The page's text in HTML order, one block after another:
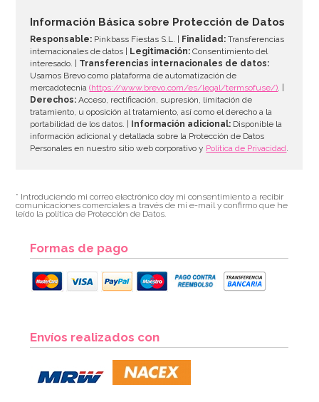
Información Básica sobre Protección de Datos
Responsable: Pinkbass Fiestas S.L. | Finalidad: Transferencias
internacionales de datos |
Legitimación: Consentimiento del
interesado. | Transferencias internacionales de datos:
Usamos Brevo como plataforma de automatización de
mercadotecnia(https://www.brevo.com/es/legal/termsofuse/). |
Derechos: Acceso, rectificación, supresión, limitación de
tratamiento, u oposición al tratamiento, así como el derecho a la
portabilidad de los datos. |
Información adicional: Disponible la
información adicional y detallada sobre la Protección de Datos
Personales en nuestro sitio web corporativo y Política de Privacidad.
* Introduciendo mi correo electrónico doy mi consentimiento a recibir
comunicaciones comerciales a través de mi e-mail y confirmo que he
leído la política de Protección de Datos.
Formas de pago
Envíos realizados con